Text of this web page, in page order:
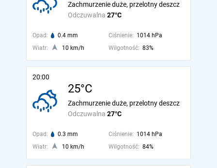
Odczuwalna 27°C
Zachmurzenie duże, przelotny deszcz
Opad: 0.4 mm Ciśnienie: 1014 hPa
Wiatr:
10 km/h Wilgotność: 83%
20:00
25°C
Odczuwalna 27°C
Zachmurzenie duże, przelotny deszcz
Opad: 0.3 mm Ciśnienie: 1014 hPa
Wiatr:
10 km/h Wilgotność: 84%